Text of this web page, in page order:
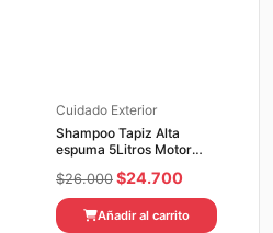
Cuidado Exterior
Shampoo Tapiz Alta
espuma 5Litros Motor
$26.000 El
precio
original
$24.700El
precio
actual
Añadir al carrito